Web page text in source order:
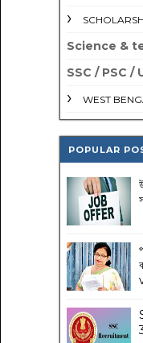
Science &
SSC / PSC /
WEST
POPULAR